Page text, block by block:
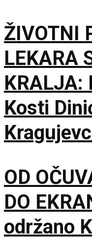
ŽIVOTNI
LEKARA
KRALJA:
Kosti
OD
DO
održano